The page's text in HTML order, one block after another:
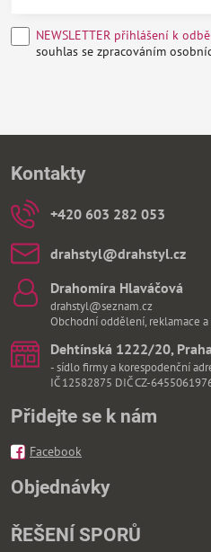
NEWSLETTER přihlášení k
souhlas se
Kontakty
+420 603 282 053
drahstyl​@drahstyl​.cz
Drahomíra Hlaváčová
drahstyl@seznam.cz
Obchodní oddělení, reklamace a
Dehtínská 1222/20,
- sídlo firmy a korespodenční
IČ 12582875 DIČ CZ-
Přidejte se k nám
Facebook
Objednávky
ŘEŠENÍ SPORŮ